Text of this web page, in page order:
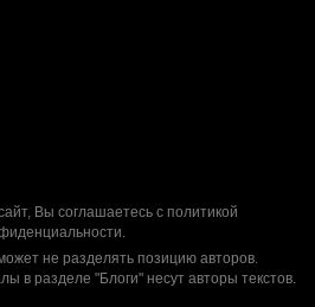
Вы соглашаетесь с политикой
.
не разделять позицию авторов.
в разделе "Блоги" несут авторы текстов.